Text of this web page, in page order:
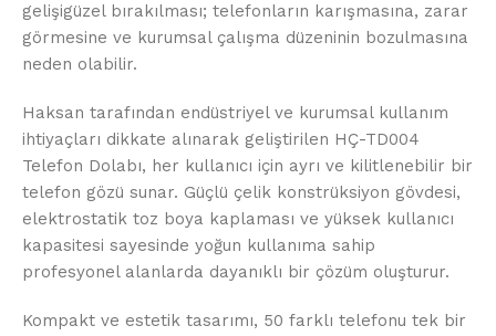
gelişigüzel bırakılması; telefonların karışmasına, zarar
görmesine ve kurumsal çalışma düzeninin bozulmasına
neden olabilir.
Haksan tarafından endüstriyel ve kurumsal kullanım
ihtiyaçları dikkate alınarak geliştirilen HÇ-TD004
Telefon Dolabı, her kullanıcı için ayrı ve kilitlenebilir bir
telefon gözü sunar. Güçlü çelik konstrüksiyon gövdesi,
elektrostatik toz boya kaplaması ve yüksek kullanıcı
kapasitesi sayesinde yoğun kullanıma sahip
profesyonel alanlarda dayanıklı bir çözüm oluşturur.
Kompakt ve estetik tasarımı, 50 farklı telefonu tek bir